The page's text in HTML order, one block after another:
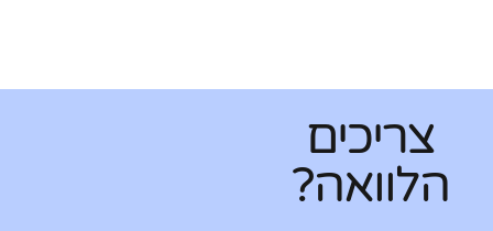
צריכים
הלוואה?